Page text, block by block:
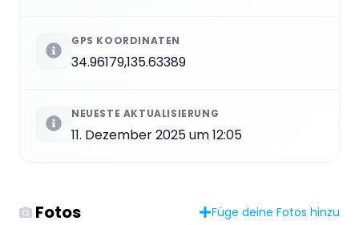
GPS KOORDINATEN
34.96179,135.63389
NEUESTE AKTUALISIERUNG
11. Dezember 2025 um 12:05
Fotos Füge deine Fotos hinzu